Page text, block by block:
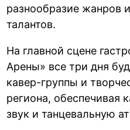
разнообразие жанров
талантов.
На главной сцене
Арены» все три дня
кавер-группы и
региона, обеспечивая
звук и танцевальную